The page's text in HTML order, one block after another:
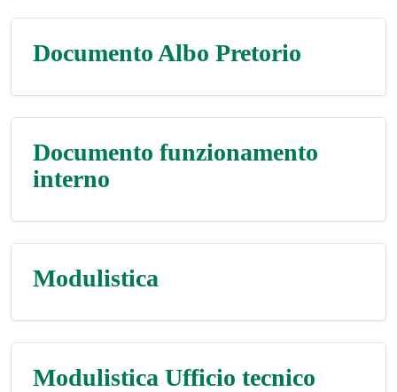
Documento Albo Pretorio
Documento funzionamento
interno
Modulistica
Modulistica Ufficio tecnico